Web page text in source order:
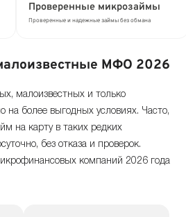
Проверенные микрозаймы
Проверенные и надежные займы без обмана
МФО 2026
малоизвестных и только
более выгодных условиях. Часто,
на карту в таких редких
без отказа и проверок.
компаний 2026 года